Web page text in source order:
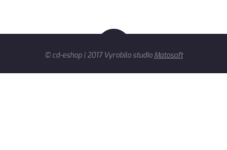
© cd-eshop | 2017 Vyrobilo studio Matosoft